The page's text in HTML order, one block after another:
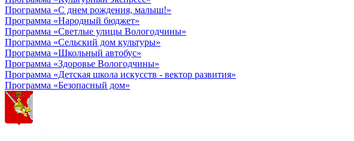
Программа «С днем рождения, малыш!»
Программа «Народный бюджет»
Программа «Светлые улицы Вологодчины»
Программа «Сельский дом культуры»
Программа «Школьный автобус»
Программа «Здоровье Вологодчины»
Программа «Детская школа искусств - вектор развития»
Программа «Безопасный дом»